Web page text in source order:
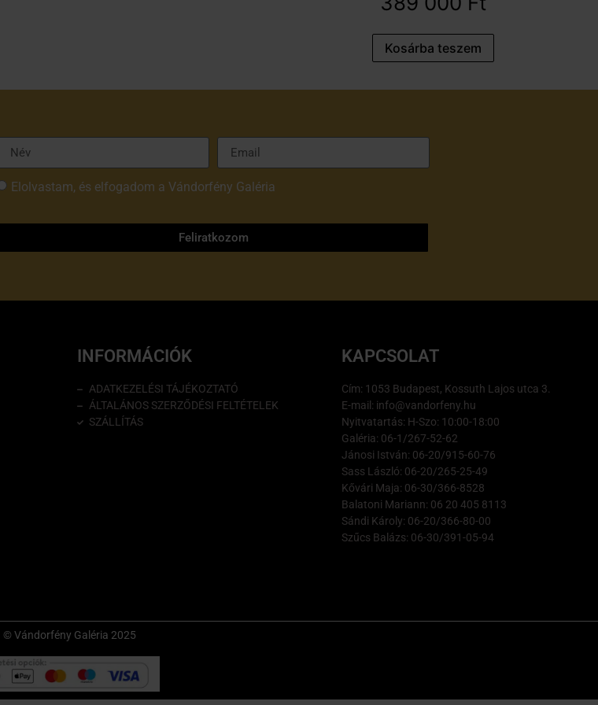
Kosárba teszem
Elolvastam, és elfogadom a Vándorfény Galéria
Feliratkozom
INFORMÁCIÓK
ADATKEZELÉSI TÁJÉKOZTATÓ
ÁLTALÁNOS SZERZŐDÉSI FELTÉTELEK
SZÁLLÍTÁS
KAPCSOLAT
Cím: 1053 Budapest, Kossuth Lajos utca 3.
E-mail: info@vandorfeny.hu
Nyitvatartás: H-Szo: 10:00-18:00
Galéria: 06-1/267-52-62
Jánosi István: 06-20/915-60-76
Sass László: 06-20/265-25-49
Kővári Maja: 06-30/366-8528
Balatoni Mariann: 06 20 405 8113
Sándi Károly: 06-20/366-80-00
Szűcs Balázs: 06-30/391-05-94
© Vándorfény Galéria 2025